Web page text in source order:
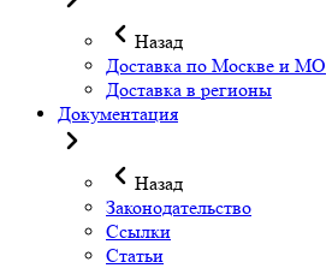
Назад
Доставка по Москве и МО
Доставка в регионы
Документация
Назад
Законодательство
Ссылки
Статьи